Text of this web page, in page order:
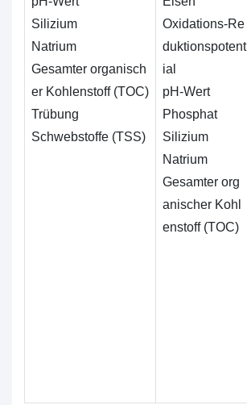
Silizium
Natrium
Gesamter organisch
er Kohlenstoff (TOC)
Trübung
Schwebstoffe (TSS)
Oxidations-Re
duktionspotent
ial
pH-Wert
Phosphat
Silizium
Natrium
Gesamter org
anischer Kohl
enstoff (TOC)